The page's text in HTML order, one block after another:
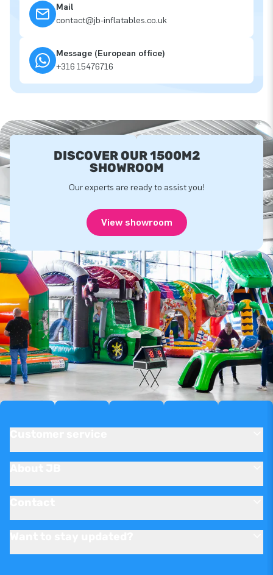
Mail
contact@jb-inflatables.co.uk
Message (European office)
+316 15476716
DISCOVER OUR 1500M2
SHOWROOM
Our experts are ready to assist you!
View showroom